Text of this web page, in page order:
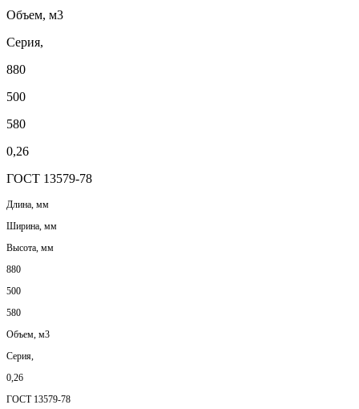
Объем, м3
Серия,
880
500
580
0,26
ГОСТ 13579-78
Длина, мм
Ширина, мм
Высота, мм
880
500
580
Объем, м3
Серия,
0,26
ГОСТ 13579-78